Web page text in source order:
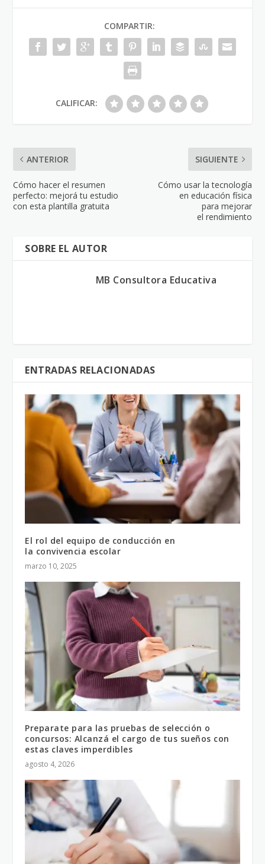
COMPARTIR:
CALIFICAR:
ANTERIOR
Cómo hacer el resumen
perfecto: mejorá tu estudio
con esta plantilla gratuita
SIGUIENTE
Cómo usar la tecnología
en educación física
para mejorar
el rendimiento
SOBRE EL AUTOR
MB Consultora Educativa
ENTRADAS RELACIONADAS
El rol del equipo de conducción en
la convivencia escolar
marzo 10, 2025
Preparate para las pruebas de selección o
concursos: Alcanzá el cargo de tus sueños con
estas claves imperdibles
agosto 4, 2026